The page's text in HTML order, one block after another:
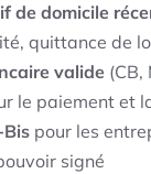
de domicile
quittance de
valide (CB,
le paiement et
pour les
signé